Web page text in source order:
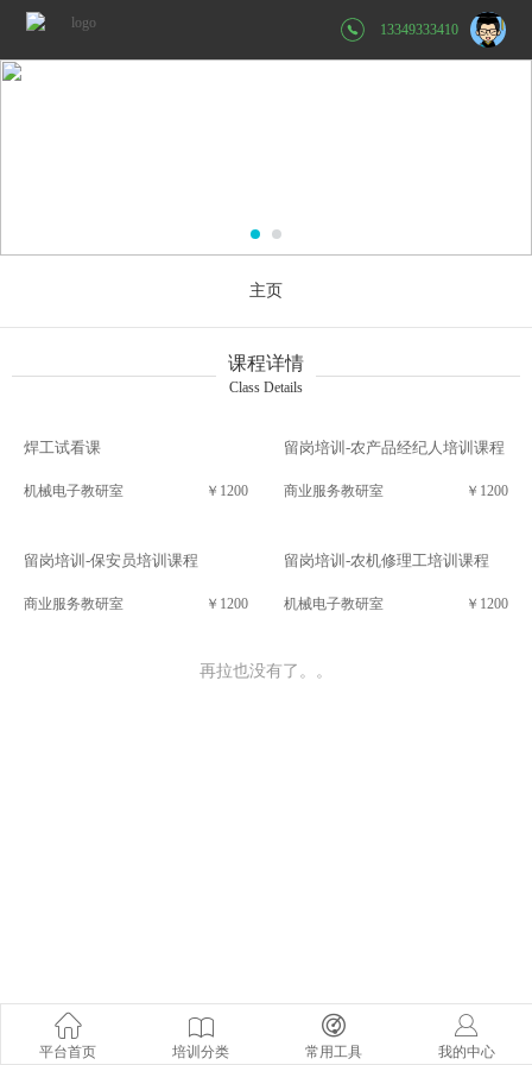
13349333410
主页
课程详情
Class Details
焊工试看课
机械电子教研室 ￥1200
留岗培训-农产品经纪人培训课程
商业服务教研室 ￥1200
留岗培训-保安员培训课程
商业服务教研室 ￥1200
留岗培训-农机修理工培训课程
机械电子教研室 ￥1200
再拉也没有了。。
平台首页 培训分类 常用工具 我的中心